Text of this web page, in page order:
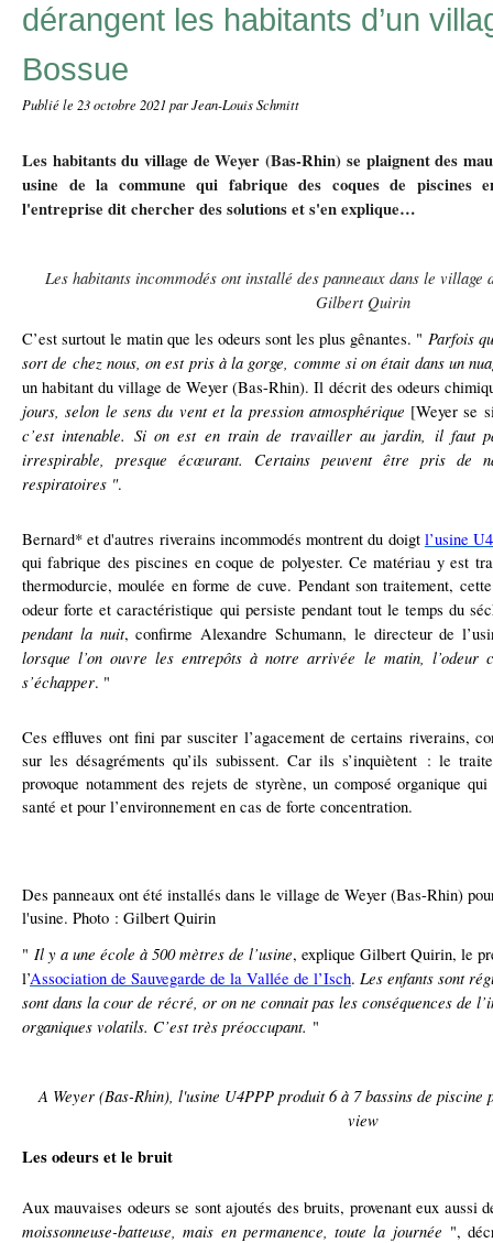
dérangent les habitants d’un
Bossue
Publié le 23 octobre 2021par Jean-Louis Schmitt
Les habitants du village de Weyer (Bas-Rhin) se plaignent des
usine de la commune qui fabrique des coques de piscines
l'entreprise dit chercher des solutions et s'en explique…
Les habitants incommodés ont installé des panneaux dans le
Gilbert Quirin
C’est surtout le matin que les odeurs sont les plus gênantes. " Parfois
sort de chez nous, on est pris à la gorge, comme si on était dans un
un habitant du village de Weyer (Bas-Rhin). Il décrit des odeurs
jours, selon le sens du vent et la pression atmosphérique [Weyer se
c’est intenable. Si on est en train de travailler au jardin, il faut
irrespirable, presque écœurant. Certains peuvent être pris de
respiratoires ".
Bernard* et d'autres riverains incommodés montrent du doigt l’usine
qui fabrique des piscines en coque de polyester. Ce matériau y est
thermodurcie, moulée en forme de cuve. Pendant son traitement,
odeur forte et caractéristique qui persiste pendant tout le temps du
pendant la nuit, confirme Alexandre Schumann, le directeur de
lorsque l’on ouvre les entrepôts à notre arrivée le matin, l’odeur
s’échapper. "
Ces effluves ont fini par susciter l’agacement de certains riverains,
sur les désagréments qu’ils subissent. Car ils s’inquiètent : le
provoque notamment des rejets de styrène, un composé organique
santé et pour l’environnement en cas de forte concentration.
Des panneaux ont été installés dans le village de Weyer (Bas-Rhin)
l'usine. Photo : Gilbert Quirin
" Il y a une école à 500 mètres de l’usine, explique Gilbert Quirin, le
l’Association de Sauvegarde de la Vallée de l’Isch. Les enfants sont
sont dans la cour de récré, or on ne connait pas les conséquences de
organiques volatils. C’est très préoccupant. "
A Weyer (Bas-Rhin), l'usine U4PPP produit 6 à 7 bassins de
view
Les odeurs et le bruit
Aux mauvaises odeurs se sont ajoutés des bruits, provenant eux aussi
moissonneuse-batteuse, mais en permanence, toute la journée ",